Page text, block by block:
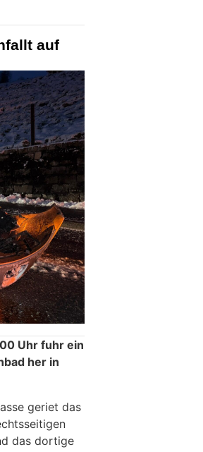
auf
Uhr fuhr ein
her in
geriet das
das dortige